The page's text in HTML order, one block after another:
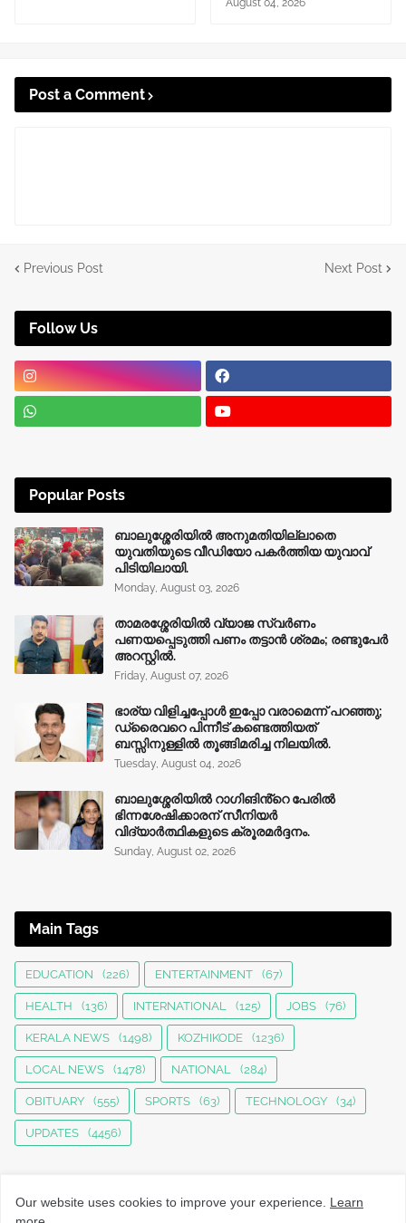
August 04, 2026
Post a Comment
Previous Post Next Post
Follow Us
Popular Posts
ബാലുശ്ശേരിയിൽ അനുമതിയില്ലാതെ
യുവതിയുടെ വീഡിയോ പകർത്തിയ യുവാവ്
പിടിയിലായി.
Monday, August 03, 2026
താമരശ്ശേരിയിൽ വ്യാജ സ്വർണം
പണയപ്പെടുത്തി പണം തട്ടാൻ ശ്രമം; രണ്ടുപേർ
അറസ്റ്റിൽ.
Friday, August 07, 2026
ഭാര്യ വിളിച്ചപ്പോള്‍ ഇപ്പോ വരാമെന്ന് പറഞ്ഞു;
ഡ്രൈവറെ പിന്നീട് കണ്ടെത്തിയത്
ബസ്സിനുള്ളില്‍ തൂങ്ങിമരിച്ച നിലയിൽ.
Tuesday, August 04, 2026
ബാലുശ്ശേരിയിൽ റാഗിങിൻ്റെ പേരിൽ
ഭിന്നശേഷിക്കാരന് സീനിയർ
വിദ്യാർത്ഥികളുടെ ക്രൂരമര്‍ദ്ദനം.
Sunday, August 02, 2026
Main Tags
EDUCATION (226) ENTERTAINMENT (67)
HEALTH (136) INTERNATIONAL (125) JOBS (76)
KERALA NEWS (1498) KOZHIKODE (1236)
LOCAL NEWS (1478) NATIONAL (284)
OBITUARY (555) SPORTS (63) TECHNOLOGY (34)
UPDATES (4456)
Our website uses cookies to improve your experience. Learn